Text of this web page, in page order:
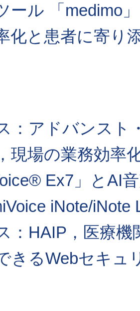
ール 「medimo
化と患者に寄り
：アドバンスト
現場の業務効率
Ex7」とAI
iNote/
：HAIP，医療
きるWebセキュ